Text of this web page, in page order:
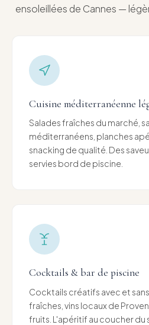
ensoleillées de Cannes —
Cuisine méditerranéenne
Salades fraîches du marché,
méditerranéens, planches
snacking de qualité. Des
servies bord de piscine.
Cocktails & bar de piscine
Cocktails créatifs avec et
fraîches, vins locaux de
fruits. L'apéritif au coucher du